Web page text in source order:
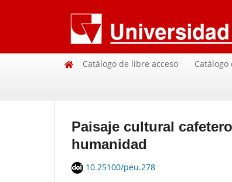
Catálogo de libre acceso Catálogo
Paisaje cultural
humanidad
10.25100/peu.278